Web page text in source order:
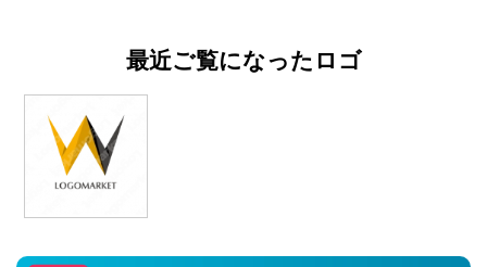
最近ご覧になったロゴ